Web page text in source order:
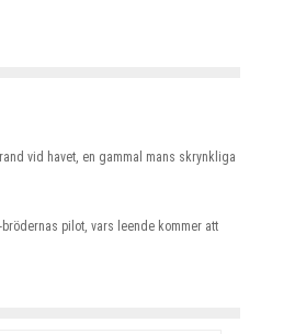
vid havet, en gammal mans skrynkliga
pilot, vars leende kommer att